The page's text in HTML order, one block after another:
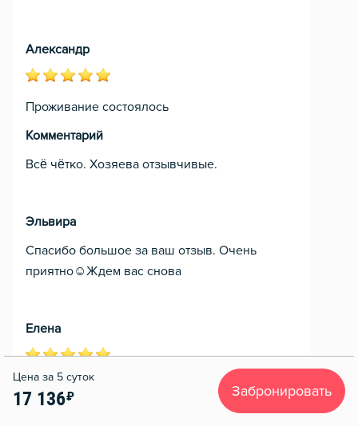
Александр
Проживание состоялось
Комментарий
Всё чётко. Хозяева отзывчивые.
Эльвира
Спасибо большое за ваш отзыв. Очень
приятно☺️Ждем вас снова
Елена
Проживание состоялось
17 136 Забронировать